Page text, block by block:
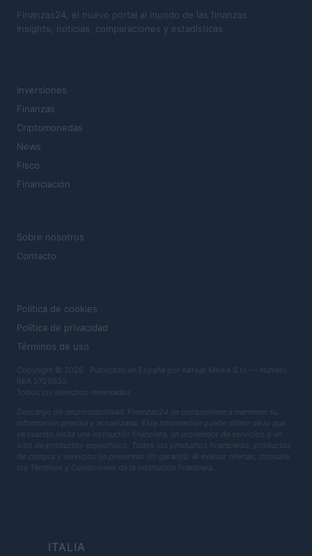
Finanzas24, el nuevo portal al mundo de las finanzas.
Insights, noticias, comparaciones y estadísticas.
Inversiones
Finanzas
Criptomonedas
News
Fisco
Financiación
Sobre nosotros
Contacto
Política de cookies
Política de privacidad
Términos de uso
Copyright © 2026 · Publicado en España por AdHub Media S.r.l. — Número
REA 2729933
Todos los derechos reservados
Descargo de responsabilidad: Finanzas24 se compromete a mantener su
información precisa y actualizada. Esta información puede diferir de lo que
ve cuando visita una institución financiera, un proveedor de servicios o un
sitio de productos específicos. Todos los productos financieros, productos
de compra y servicios se presentan sin garantía. Al evaluar ofertas, consulte
los Términos y Condiciones de la institución financiera.
ITALIA